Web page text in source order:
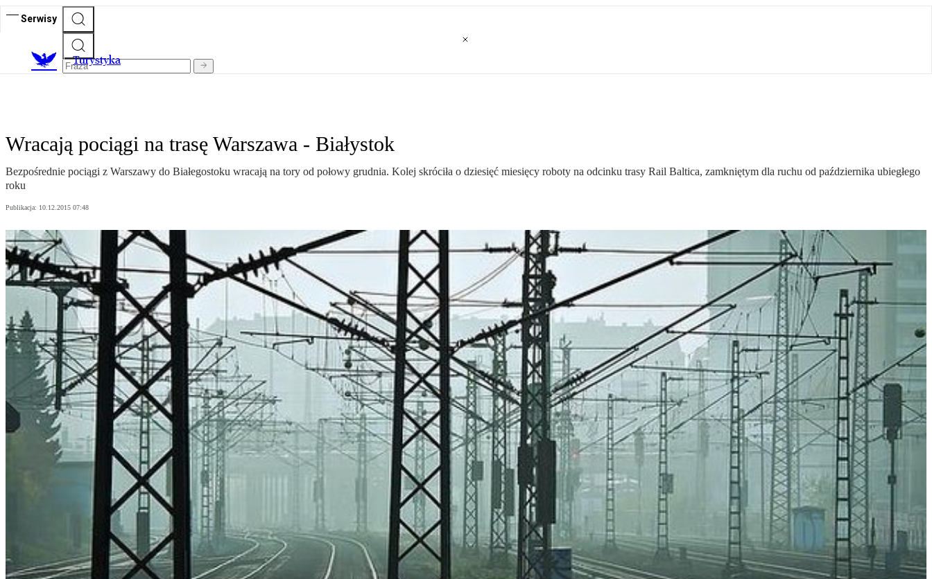
Serwisy
Turystyka
Wracają pociągi na trasę Warszawa - Białystok
Bezpośrednie pociągi z Warszawy do Białegostoku wracają na tory od połowy grudnia. Kolej skróciła o dziesięć miesięcy roboty na odcinku trasy Rail Baltica, zamkniętym dla ruchu od października ubiegłego
roku
Publikacja: 10.12.2015 07:48